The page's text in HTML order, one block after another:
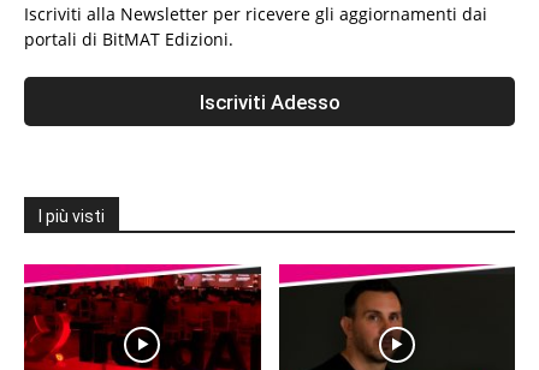
Iscriviti alla Newsletter per ricevere gli aggiornamenti dai
portali di BitMAT Edizioni.
I più visti